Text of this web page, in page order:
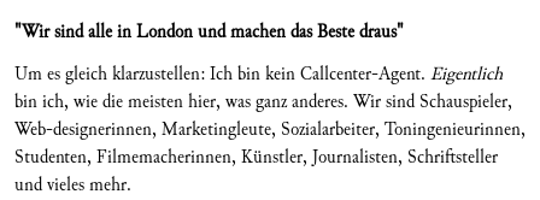
"Wir sind alle in London und machen das Beste draus"
Um es gleich klarzustellen: Ich bin kein Callcenter-Agent. Eigentlich
bin ich, wie die meisten hier, was ganz anderes. Wir sind Schauspieler,
Web-designerinnen, Marketingleute, Sozialarbeiter, Toningenieurinnen,
Studenten, Filmemacherinnen, Künstler, Journalisten, Schriftsteller
und vieles mehr.